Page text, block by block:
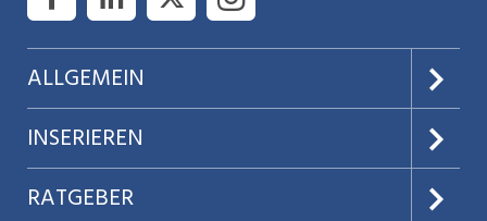
ALLGEMEIN
Über uns
AGB
INSERIEREN
Preise & Leistungen
RATGEBER